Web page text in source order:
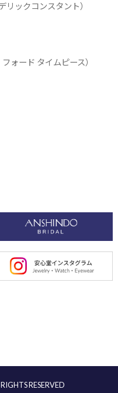
リックコンスタント）
ォード タイムピース）
RESERVED